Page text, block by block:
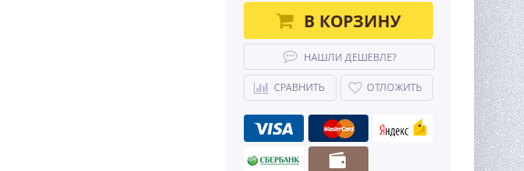
В КОРЗИНУ
НАШЛИ ДЕШЕВЛЕ?
СРАВНИТЬ ОТЛОЖИТЬ